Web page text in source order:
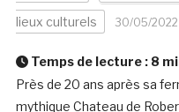
lieux culturels 30/05/2022
Temps de lecture : 8
Près de 20 ans après sa
mythique Chateau de